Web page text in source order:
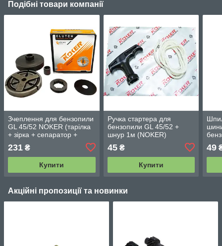
Подібні товари компанії
Зчеплення для бензопили
GL 45/52 NOKER (тарілка
+ зірка + сепаратор +
231 ₴
Купити
Ручка стартера для
бензопили GL 45/52 +
шнур 1м (NOKER)
45₴
Купити
49
Акційні пропозиції та новинки